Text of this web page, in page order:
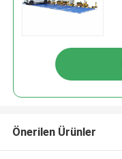
Önerilen Ürünler